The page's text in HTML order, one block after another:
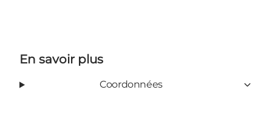
En savoir plus
Coordonnées